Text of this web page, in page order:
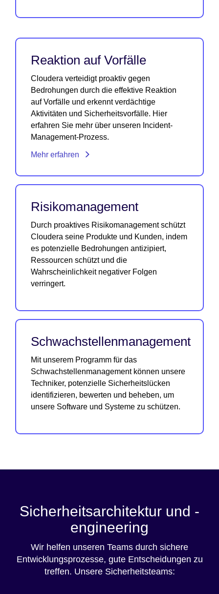
Reaktion auf Vorfälle
Cloudera verteidigt proaktiv gegen
Bedrohungen durch die effektive Reaktion
auf Vorfälle und erkennt verdächtige
Aktivitäten und Sicherheitsvorfälle. Hier
erfahren Sie mehr über unseren Incident-
Management-Prozess.
Mehr erfahren
Risikomanagement
Durch proaktives Risikomanagement schützt
Cloudera seine Produkte und Kunden, indem
es potenzielle Bedrohungen antizipiert,
Ressourcen schützt und die
Wahrscheinlichkeit negativer Folgen
verringert.
Schwachstellenmanagement
Mit unserem Programm für das
Schwachstellenmanagement können unsere
Techniker, potenzielle Sicherheitslücken
identifizieren, bewerten und beheben, um
unsere Software und Systeme zu schützen.
Sicherheitsarchitektur und -
engineering
Wir helfen unseren Teams durch sichere
Entwicklungsprozesse, gute Entscheidungen zu
treffen. Unsere Sicherheitsteams: